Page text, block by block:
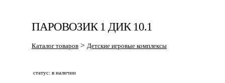
ПАРОВОЗИК 1 ДИК 10.1
Каталог товаров > Детские игровые комплексы
статус: в наличии